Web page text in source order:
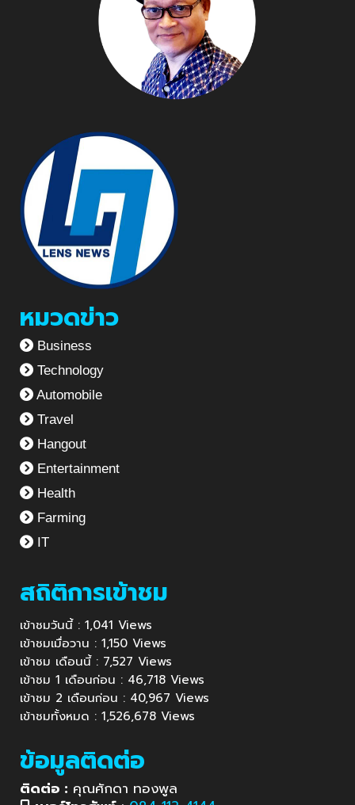
หมวดข่าว
Business
Technology
Automobile
Travel
Hangout
Entertainment
Health
Farming
IT
สถิติการเข้าชม
เข้าชมวันนี้ : 1,041 Views
เข้าชมเมื่อวาน : 1,150 Views
เข้าชม เดือนนี้ : 7,527 Views
เข้าชม 1 เดือนก่อน : 46,718 Views
เข้าชม 2 เดือนก่อน : 40,967 Views
เข้าชมทั้งหมด : 1,526,678 Views
ข้อมูลติดต่อ
ติดต่อ : คุณศักดา ทองพูล